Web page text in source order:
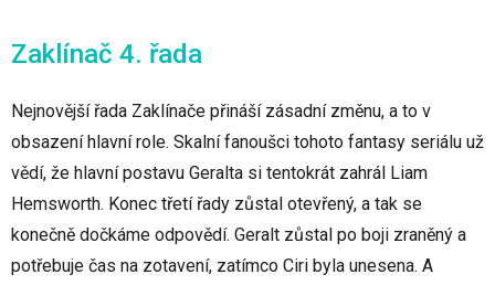
Zaklínač 4. řada
Nejnovější řada Zaklínače přináší zásadní změnu, a to v
obsazení hlavní role. Skalní fanoušci tohoto fantasy seriálu už
vědí, že hlavní postavu Geralta si tentokrát zahrál Liam
Hemsworth. Konec třetí řady zůstal otevřený, a tak se
konečně dočkáme odpovědí. Geralt zůstal po boji zraněný a
potřebuje čas na zotavení, zatímco Ciri byla unesena. A